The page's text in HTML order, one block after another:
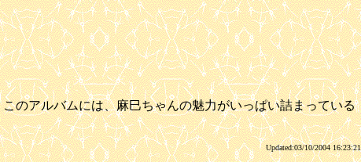
のアルバムには、麻巳ちゃんの魅力がいっぱい詰まっている
Updated:03/10/2004 16:23:21